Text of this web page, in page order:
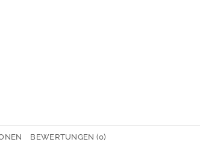
BEWERTUNGEN (0)